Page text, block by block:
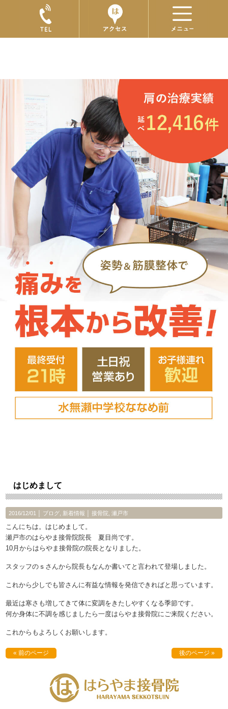
はじめまして
2016/12/01 │ ブログ 新着情報 │接骨院 ,瀬戸市
こんにちは。はじめまして。
瀬戸市のはらやま接骨院院長 夏目尚です。
10月からはらやま接骨院の院長となりました。
スタッフのｓさんから院長もなんか書いてと言われて登場しました。
これから少しでも皆さんに有益な情報を発信できればと思っています。
最近は寒さも増してきて体に変調をきたしやすくなる季節です。
何か身体に不調を感じましたら一度はらやま接骨院にご来院ください。
これからもよろしくお願いします。
« 前のページ 後のページ »